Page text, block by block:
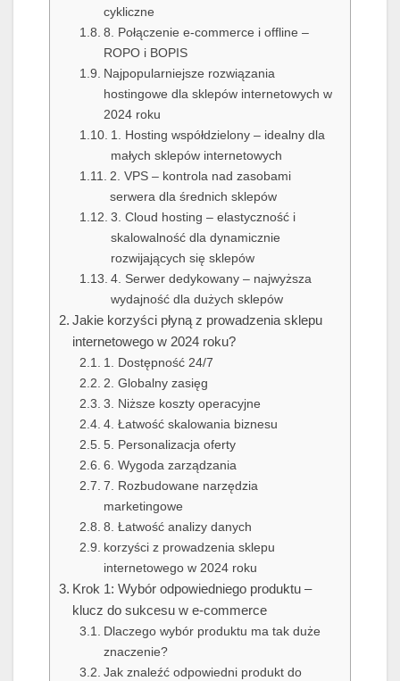
cykliczne
8. Połączenie e-commerce i offline –
ROPO i BOPIS
Najpopularniejsze rozwiązania
hostingowe dla sklepów internetowych w
2024 roku
1. Hosting współdzielony – idealny dla
małych sklepów internetowych
2. VPS – kontrola nad zasobami
serwera dla średnich sklepów
3. Cloud hosting – elastyczność i
skalowalność dla dynamicznie
rozwijających się sklepów
4. Serwer dedykowany – najwyższa
wydajność dla dużych sklepów
Jakie korzyści płyną z prowadzenia sklepu
internetowego w 2024 roku?
1. Dostępność 24/7
2. Globalny zasięg
3. Niższe koszty operacyjne
4. Łatwość skalowania biznesu
5. Personalizacja oferty
6. Wygoda zarządzania
7. Rozbudowane narzędzia
marketingowe
8. Łatwość analizy danych
korzyści z prowadzenia sklepu
internetowego w 2024 roku
Krok 1: Wybór odpowiedniego produktu –
klucz do sukcesu w e-commerce
Dlaczego wybór produktu ma tak duże
znaczenie?
Jak znaleźć odpowiedni produkt do